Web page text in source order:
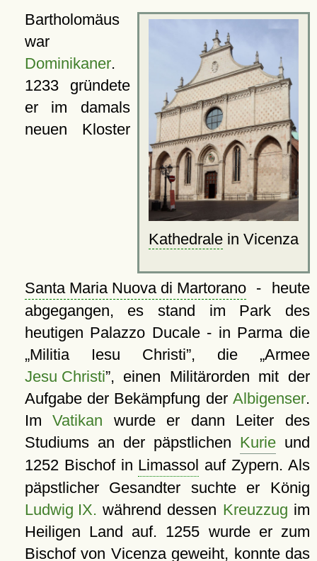
Kathedrale in Vicenza
Bartholomäus
war
Dominikaner.
1233 gründete
er im damals
neuen Kloster
Santa Maria Nuova di Martorano- heute
abgegangen, es stand im Park des
heutigen Palazzo Ducale - in Parma die
Militia Iesu Christi , die
Armee
Jesu Christi , einen Militärorden mit der
Aufgabe der Bekämpfung der Albigenser.
ImVatikan wurde er dann Leiter des
Studiums an der päpstlichen Kurieund
1252 Bischof in Limassol auf Zypern. Als
päpstlicher Gesandter suchte er König
Ludwig IX. während dessen Kreuzzug im
Heiligen Land auf. 1255 wurde er zum
Bischof von Vicenzageweiht, konnte das